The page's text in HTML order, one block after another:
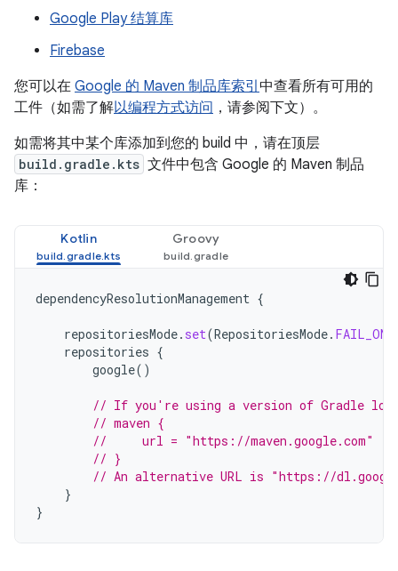
Google Play 结算库
Firebase
您可以在 Google 的 Maven 制品库索引 中查看所有可用的
工件（如需了解以编程方式访问 ，请参阅下文）。
如需将其中某个库添加到您的 build 中，请在顶层
build.gradle.kts 文件中包含 Google 的 Maven 制品
库：
Kotlin Groovy
dependencyResolutionManagement {
repositoriesMode. set(RepositoriesMode.
repositories {
google()
// If you're using a version of Gradle
// maven {
//     url = "https://maven.google.com"
// }
// An alternative URL is "https://
}
}